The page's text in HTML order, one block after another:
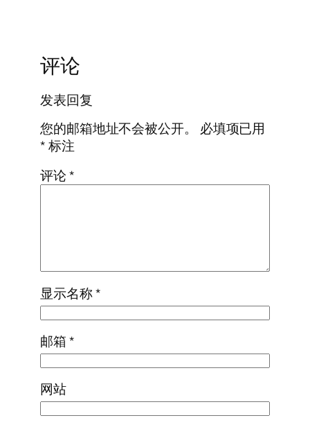
评论
发表回复
您的邮箱地址不会被公开。
必填项已用
*标注
评论*
显示名称*
邮箱*
网站